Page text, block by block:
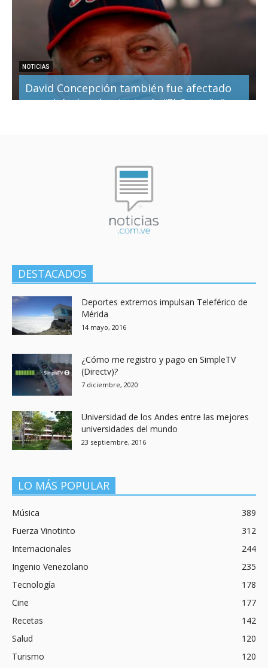
NOTICIAS
David Concepción también fue afectado
por el desbordamiento de “El Castaño”
DESTACADOS
Deportes extremos impulsan Teleférico de
Mérida
14 mayo, 2016
¿Cómo me registro y pago en SimpleTV
(Directv)?
7 diciembre, 2020
Universidad de los Andes entre las mejores
universidades del mundo
23 septiembre, 2016
LO MÁS POPULAR
Música
389
Fuerza Vinotinto
312
Internacionales
244
Ingenio Venezolano
235
Tecnología
178
Cine
177
Recetas
142
Salud
120
Turismo
120